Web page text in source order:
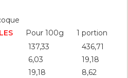
Pour 100g
1 portion
137,33
6,03
19,18
436,71
19,18
8,62